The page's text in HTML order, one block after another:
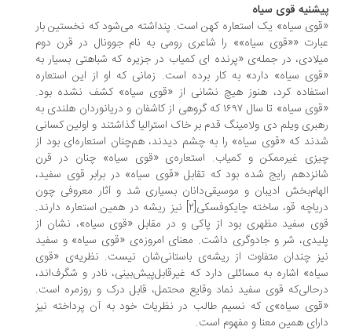
قوی سیاه
سیاه» یک استعاره کهن است. پنداشته می‌شود که نخستین بار
««قوی سیاه»» را شاعری رومی به نام جوونال در قرن دوم
در جمله‌ی «پرنده ای کمیاب در جزیره که شباهتی بسیار به
سیاه» دارد» به کار برده است. زمانی که او از این استعاره
کرد، هنوز هیچ نشانی از «قوی سیاه» کشف نشده بود.
«قوی سیاه» تا سال ۱۶۹۷ که گروهی از کاشفان و دریانوردان هلندی به
ویلم دی ولامینگ قدم بر خاک استرالیا گذاشتند و اولین کسانی
که «قوی سیاه» را به چشم دیدند، هم‌چنان استعاره‌ای بود از
غیرممکن و کمیاب. استعاره‌‌ی «قوی سیاه» چنان در قرن
رایج شده بود که تقابل «قوی سیاه» در برابر قوی سفید،
ادیبان و موسیقی‌دانان بسیاری شد و آثار معروفی چون
دریاچه قو، ساخته چایکوفسکی[۲] نیز ریشه در همین استعاره دارند.
سفید مظهری بود از پاکی و در مقابل «قوی سیاه»، نشان از
شر و جادوگری داشت. معنای امروزه‌ی «قوی سیاه» و سفید
چندان متفاوت از ریشه‌ی باستانی‌شان نیست. نظریه‌ی «قوی
اشاره به مسائلی دارد که غیرقابل‌پیش‌بینی، نادر و شگرف‌اند،
قوی سفید نماد وقایع محتمل، قابل درک و روزمره ‌است.
سیاه»ی که نسیم طالب در نظریات خود به آن پرداخته نیز
همین معنا و مفهوم است.